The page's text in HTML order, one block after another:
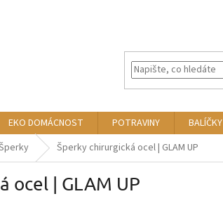
EKO DOMÁCNOST POTRAVINY BALÍČKY
Šperky chirurgická ocel | GLAM UP
ocel | GLAM UP